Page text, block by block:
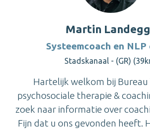
Martin
Systeemcoach en NLP
Stadskanaal - (GR)
Hartelijk welkom bij
psychosociale therapie &
zoek naar informatie over
Fijn dat u ons gevonden heeft.